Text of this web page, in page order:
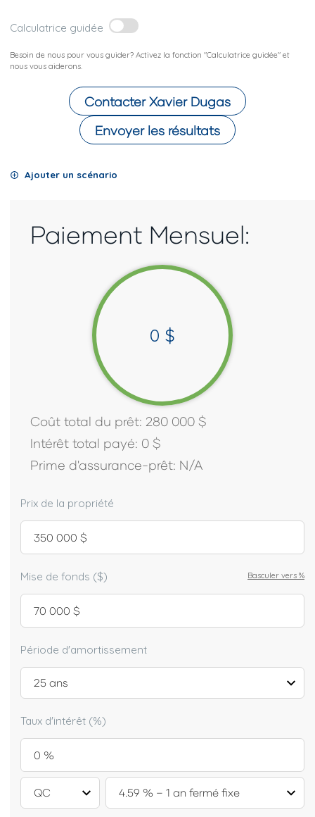
Calculatrice guidée
Besoin de nous pour vous guider? Activez la fonction "Calculatrice guidée" et
nous vous aiderons.
ContacterXavier Dugas
Envoyer les résultats
Ajouter un scénario
Paiement Mensuel:
0 $
Coût total du prêt: 280 000 $
Intérêt total payé: 0 $
Prime d'assurance-prêt: N/A
Prix de la propriété
Basculer vers %
Mise de fonds ($)
Période d'amortissement
Taux d'intérêt (%)